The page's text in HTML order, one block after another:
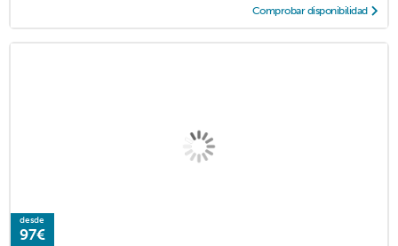
Comprobar disponibilidad
desde
97€